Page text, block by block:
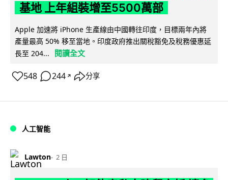
基地 上年組裝增至5500萬部
Apple 加速將 iPhone 生產線由中國轉往印度，目標兩年內將
產量最高 50% 移至當地。印度政府推出關稅豁免及稅務優惠延
長至 204...
閱讀全文
548 244 ↗ 分享
人工智能
Lawton 2 日